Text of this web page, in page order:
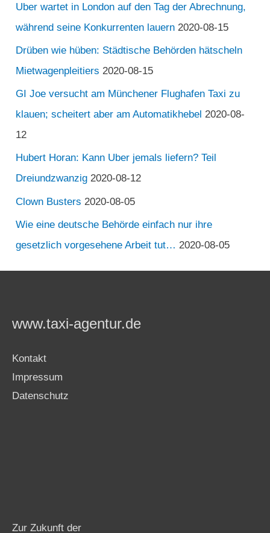
Uber wartet in London auf den Tag der Abrechnung,
während seine Konkurrenten lauern 2020-08-15
Drüben wie hüben: Städtische Behörden hätscheln
Mietwagenpleitiers 2020-08-15
GI Joe versucht am Münchener Flughafen Taxi zu
klauen; scheitert aber am Automatikhebel 2020-08-
12
Hubert Horan: Kann Uber jemals liefern? Teil
Dreiundzwanzig 2020-08-12
Clown Busters 2020-08-05
Wie eine deutsche Behörde einfach nur ihre
gesetzlich vorgesehene Arbeit tut… 2020-08-05
www.taxi-agentur.de
Kontakt
Impressum
Datenschutz
Zur Zukunft der